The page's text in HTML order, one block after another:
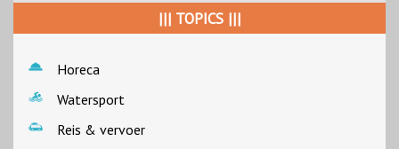
||| TOPICS |||
Horeca
Watersport
Reis & vervoer